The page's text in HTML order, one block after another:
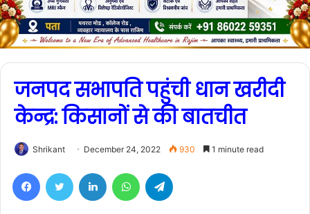
जनपद सभापति पहुंची धान खरीदी
केन्द्र: किसानों से की बातचीत
Shrikant December 24, 2022 930 1 minute read